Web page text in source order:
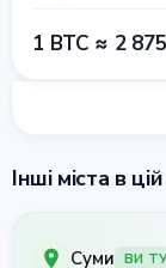
1 BTC ≈ 2
Інші міста в
Суми ВИ